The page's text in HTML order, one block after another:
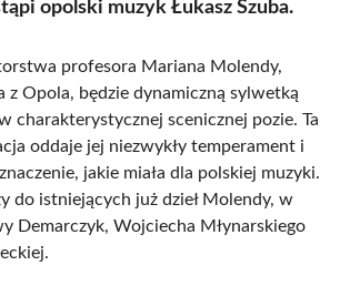
opolski muzyk Łukasz Szuba.
profesora Mariana Molendy,
z Opola, będzie dynamiczną sylwetką
charakterystycznej scenicznej pozie. Ta
oddaje jej niezwykły temperament i
jakie miała dla polskiej muzyki.
do istniejących już dzieł Molendy, w
Demarczyk, Wojciecha Młynarskiego